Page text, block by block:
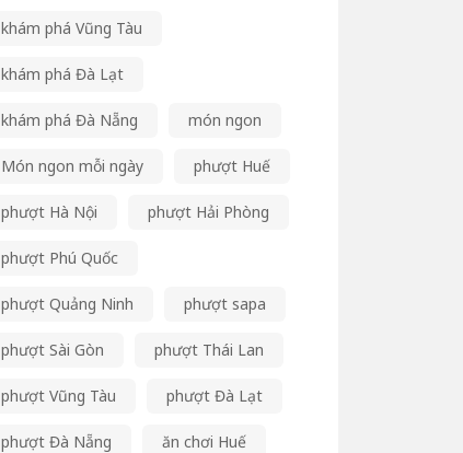
khám phá Vũng Tàu
khám phá Đà Lạt
khám phá Đà Nẵng món ngon
Món ngon mỗi ngày phượt Huế
phượt Hà Nội phượt Hải Phòng
phượt Phú Quốc
phượt Quảng Ninh phượt sapa
phượt Sài Gòn phượt Thái Lan
phượt Vũng Tàu phượt Đà Lạt
phượt Đà Nẵng ăn chơi Huế